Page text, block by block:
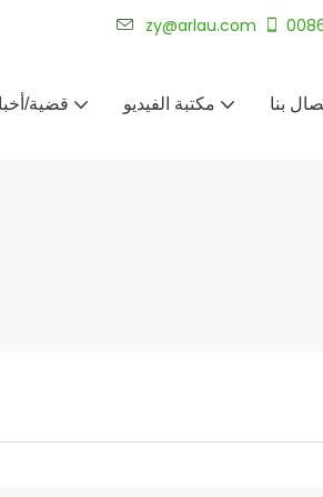
zy@arlau.com
قضية/ مكتبة الفيديو بنا